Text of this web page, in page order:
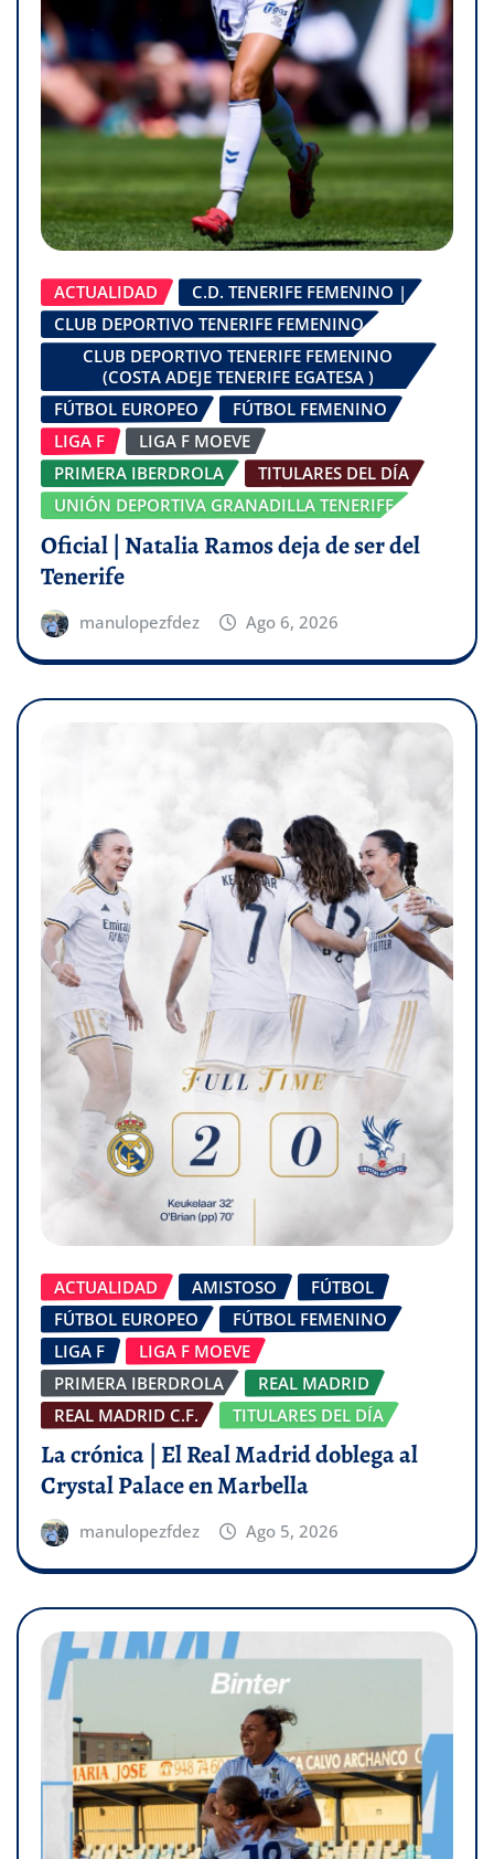
ACTUALIDAD
C.D. TENERIFE FEMENINO |
CLUB DEPORTIVO TENERIFE FEMENINO
CLUB DEPORTIVO TENERIFE FEMENINO
(COSTA ADEJE TENERIFE EGATESA )
FÚTBOL EUROPEO
FÚTBOL FEMENINO
LIGA F
LIGA F MOEVE
PRIMERA IBERDROLA
TITULARES DEL DÍA
UNIÓN DEPORTIVA GRANADILLA TENERIFE
Oficial | Natalia Ramos deja de ser del
Tenerife
manulopezfdez Ago 6, 2026
ACTUALIDAD AMISTOSO
FÚTBOL
FÚTBOL EUROPEO
FÚTBOL FEMENINO
LIGA F
LIGA F MOEVE
PRIMERA IBERDROLA
REAL MADRID
REAL MADRID C.F.
TITULARES DEL DÍA
La crónica | El Real Madrid doblega al
Crystal Palace en Marbella
manulopezfdez Ago 5, 2026